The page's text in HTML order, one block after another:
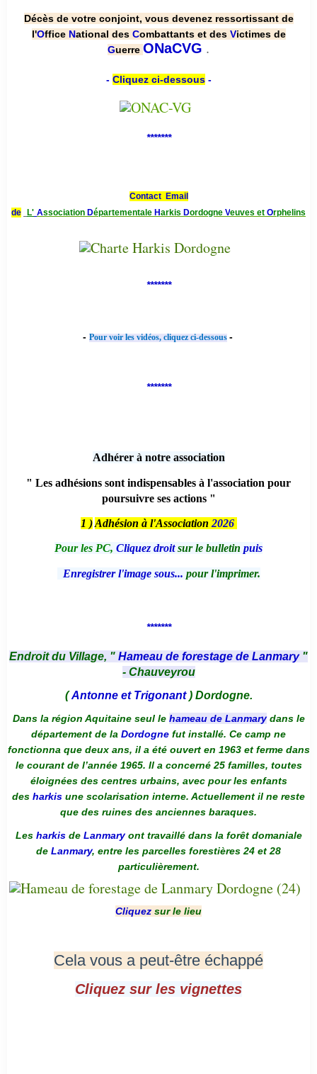
Décès de votre conjoint, vous devenez ressortissant de
l'Office National des Combattants et des Victimes de
Guerre ONaCVG .
- Cliquez ci-dessous-
*******
Contact Email
de
L' Association Départementale Harkis Dordogne Veuves et Orphelins
*******
- Pour voir les vidéos, cliquez ci-dessous -
*******
Adhérer à notre association
" Les adhésions sont indispensables à l'association pour
poursuivre ses actions "
1 ) Adhésion à l'Association 2026
Pour les PC, Cliquez droitsur le bulletin puis
Enregistrer l'image sous... pour l'imprimer.
*******
Endroit du Village, " Hameau de forestage de Lanmary "
- Chauveyrou
(Antonne et Trigonant) Dordogne.
Dans la région Aquitaine seul le hameau de Lanmarydans le
département de la Dordogne fut installé. Ce camp ne
fonctionna que deux ans, il a été ouvert en 1963 et ferme dans
le courant de l’année 1965. Il a concerné 25 familles, toutes
éloignées des centres urbains, avec pour les enfants
des harkis une scolarisation interne. Actuellement il ne reste
que des ruines des anciennes baraques.
Les harkis de Lanmaryont travaillé dans la forêt domaniale
de Lanmary, entre les parcelles forestières 24 et 28
particulièrement.
Cliquez sur le lieu
Cela vous a peut-être échappé
Cliquez sur les vignettes